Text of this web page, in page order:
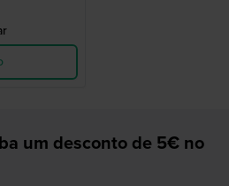
um desconto de 5€ no